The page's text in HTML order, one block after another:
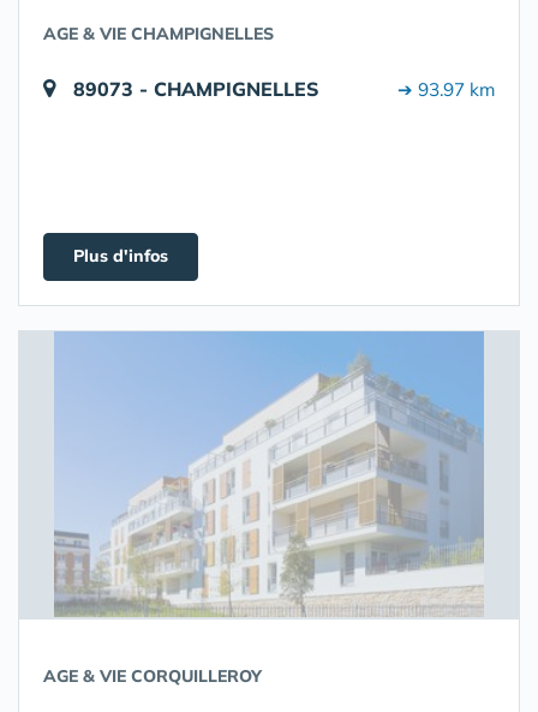
AGE & VIE CHAMPIGNELLES
89073 - CHAMPIGNELLES ➔ 93.97 km
Plus d'infos
AGE & VIE CORQUILLEROY